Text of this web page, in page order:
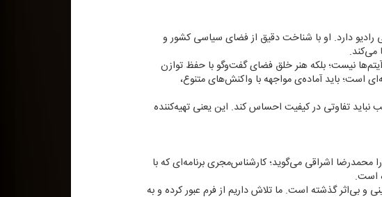
رادیو دارد. او با شناخت دقیق از فضای سیاسی كشور و
می‌كند.
نیست؛ بلكه هنر خلق فضای گفت‌وگو با حفظ توازن
است؛ باید آماده‌ی مواجهه با واكنش‌های متنوع،
تفاوتی در كیفیت احساس كند. این یعنی تهیه‌كننده
محمدرضا اشراقی می‌گوید؛ كارشناس‌مجری برنامه‌ای كه با
است.
و بی‌اثر گذشته است. ما تلاش داریم از فرم عبور كرده و به